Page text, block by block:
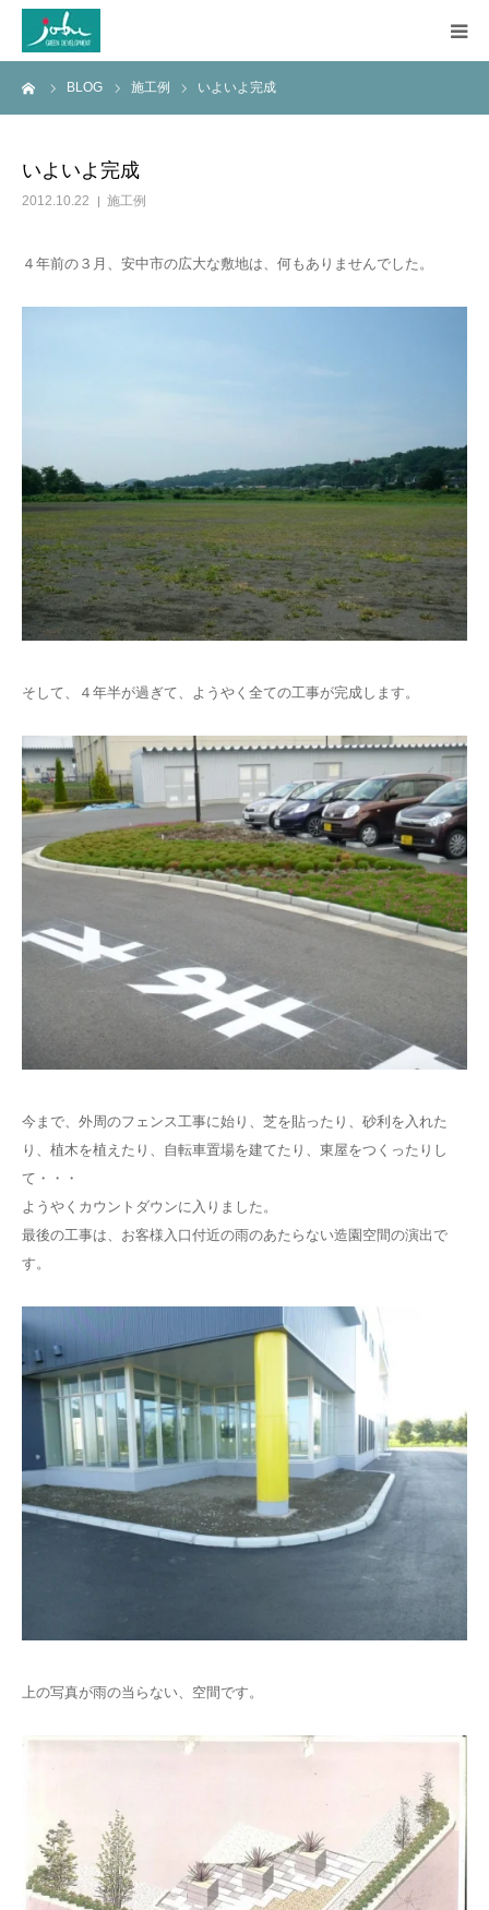
BLOG 施工例 いよいよ完成
いよいよ完成
2012.10.22 施工例
４年前の３月、安中市の広大な敷地は、何もありませんでした。
そして、４年半が過ぎて、ようやく全ての工事が完成します。
今まで、外周のフェンス工事に始り、芝を貼ったり、砂利を入れた
り、植木を植えたり、自転車置場を建てたり、東屋をつくったりし
て・・・
ようやくカウントダウンに入りました。
最後の工事は、お客様入口付近の雨のあたらない造園空間の演出で
す。
上の写真が雨の当らない、空間です。
HOME
CONTACT US